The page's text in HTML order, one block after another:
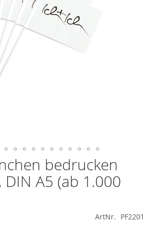
bedrucken
DIN A5 (ab 1.000
ArtNr. PF2201